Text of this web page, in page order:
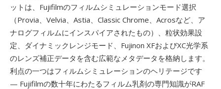
ットは、Fujifilmのフィルムシミュレーションモード選択
（Provia、Velvia、Astia、Classic Chrome、Acrosなど、ア
ナログフィルムにインスパイアされたもの）、粒状効果設
定、ダイナミックレンジモード、Fujinon XFおよびXC光学系
のレンズ補正データを含む広範なメタデータを格納します。
利点の一つはフィルムシミュレーションのヘリテージです
— Fujifilmの数十年にわたるフィルム乳剤の専門知識がRAF